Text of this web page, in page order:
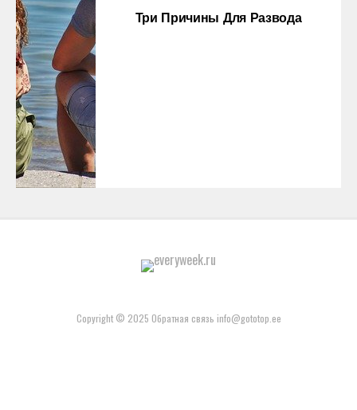
Три Причины Для Развода
Copyright © 2025 Обратная связь info@gototop.ee